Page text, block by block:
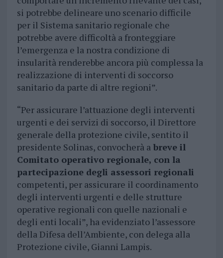
si potrebbe delineare uno scenario difficile
per il Sistema sanitario regionale che
potrebbe avere difficoltà a fronteggiare
l’emergenza e la nostra condizione di
insularità renderebbe ancora più complessa la
realizzazione di interventi di soccorso
sanitario da parte di altre regioni”.
“Per assicurare l’attuazione degli interventi
urgenti e dei servizi di soccorso, il Direttore
generale della protezione civile, sentito il
presidente Solinas, convocherà abreve il
Comitato operativo regionale, con la
partecipazione degli assessori regionali
competenti, per assicurare il coordinamento
degli interventi urgenti e delle strutture
operative regionali con quelle nazionali e
degli enti locali”, ha evidenziato l’assessore
della Difesa dell’Ambiente, con delega alla
Protezione civile, Gianni Lampis.